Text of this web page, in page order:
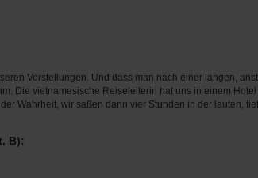
Vorstellungen. Und dass man nach einer langen,
Die vietnamesische Reiseleiterin hat uns in einem
Wahrheit, wir saßen dann vier Stunden in der lauten,
B):